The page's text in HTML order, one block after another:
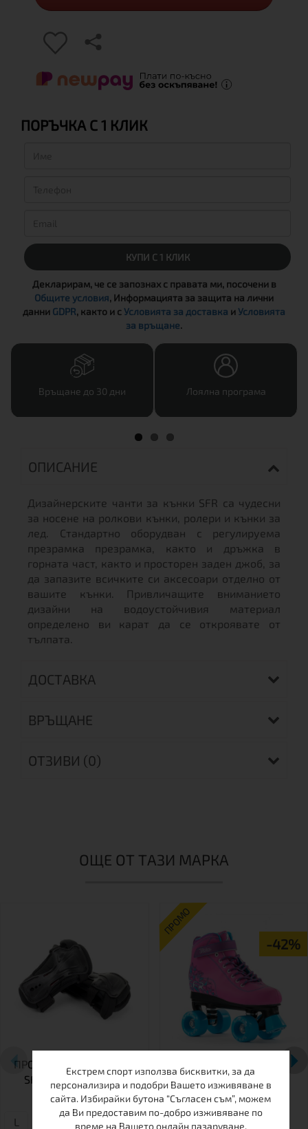
ПОРЪЧКА С 1 КЛИК
КУПИ С 1 КЛИК
Декларирам, че се запознах с правата ми, посочени в
Общите условия, Информацията за защита на лични
данни GDPR, както и сУсловията за доставка иУсловията
за връщане.
Връщане до 30 дни Лоялна програма
ОПИСАНИЕ
Дизайнерските чанти за кънки SFR са чудесни
за носене на ролкови кънки, ролери и кънки за
лед. Стандартно оборудван с регулируема
презрамка презрамка, както и дръжка в
горната част, както и просторен заден джоб, за
да запазите всичките си аксесоари отделно от
вашите кънки. Привличащите вниманието
дизайни на водоустойчивия материал
определено ви карат да се откроявате от
тълпата.
ДОСТАВКА
ВРЪЩАНЕ
ОТЗИВИ (0)
ОЩЕ ОТ ТАЗИ МАРКА
ПРОТЕКТОРИ ЗА КИТКА
SFR DOUBLE SPLINT
WRIST GUARDS
L XS S
ПРОМО
-42%
VISION II PINK
Екстрем спорт използва бисквитки, за да
персонализира и подобри Вашето изживяване в
сайта. Избирайки бутона “Съгласен съм”, можем
да Ви предоставим по-добро изживяване по
време на Вашето онлайн пазаруване.